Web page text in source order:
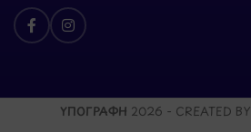
ΥΠΟΓΡΑΦΗ 2026 - CREATED BY